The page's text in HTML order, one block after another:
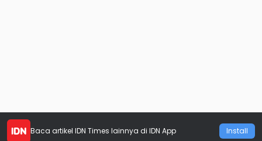
Baca artikel IDN Times lainnya di IDN App Install